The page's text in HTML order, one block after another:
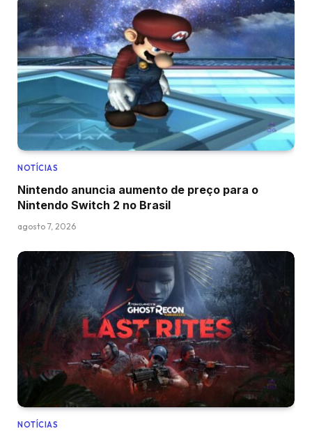
NOTÍCIAS
Nintendo anuncia aumento de preço para o
Nintendo Switch 2 no Brasil
agosto 7, 2026
NOTÍCIAS